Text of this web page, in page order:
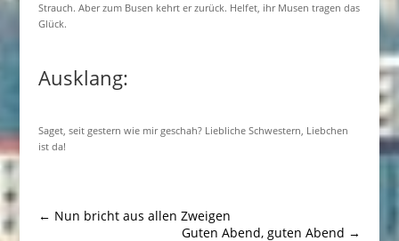
Strauch. Aber zum Busen kehrt er zurück. Helfet, ihr Musen tragen das
Glück.
Ausklang:
Saget, seit gestern wie mir geschah? Liebliche Schwestern, Liebchen
ist da!
← Nun bricht aus allen Zweigen
Guten Abend, guten Abend →